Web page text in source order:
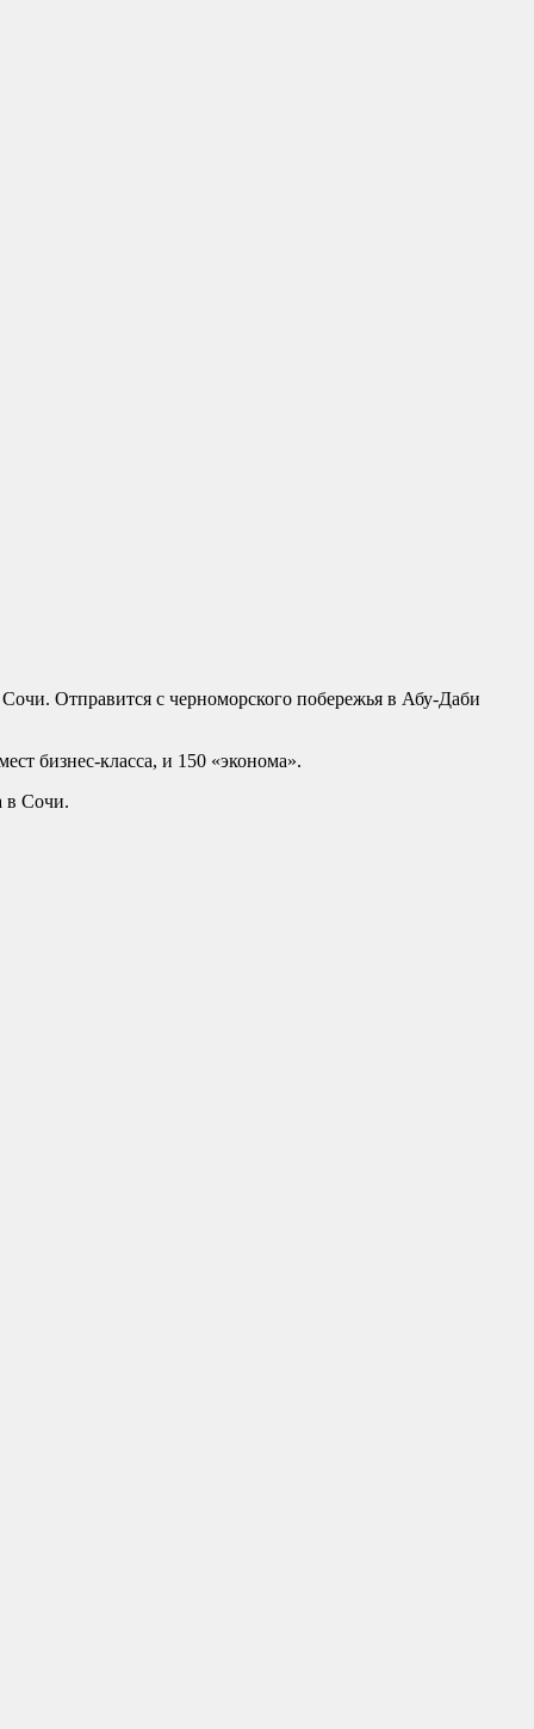
Отправится с черноморского побережья в Абу-Даби
бизнес-класса, и 150 «эконома».
в Сочи.